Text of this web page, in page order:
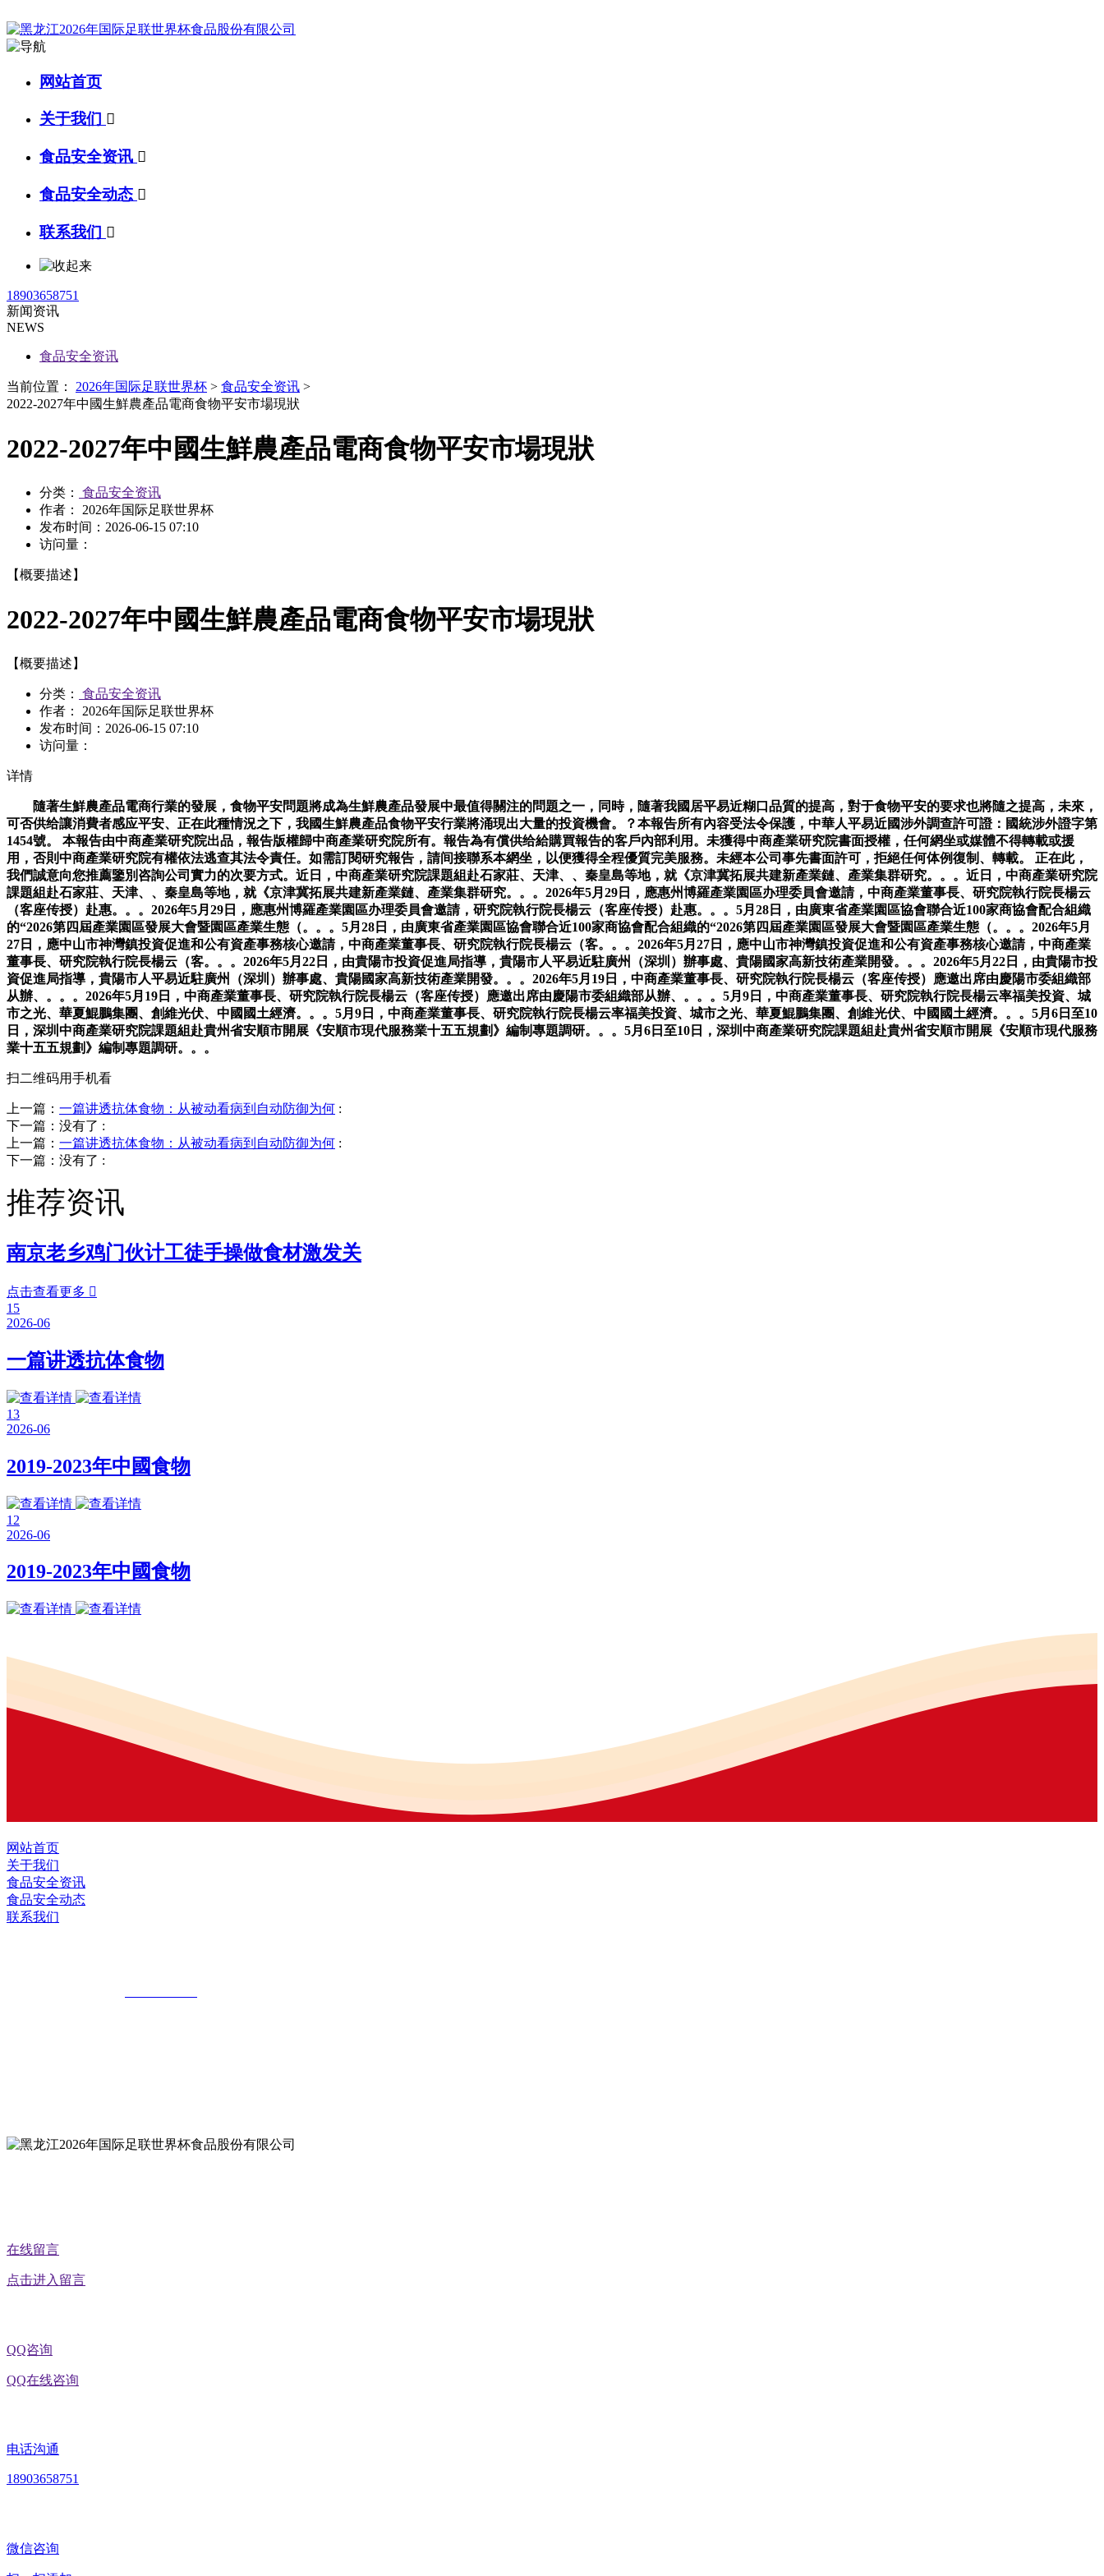
网站首页
关于我们 
食品安全资讯 
食品安全动态 
联系我们 
18903658751
新闻资讯
NEWS
食品安全资讯
当前位置： 2026年国际足联世界杯 > 食品安全资讯 >
2022-2027年中國生鮮農產品電商食物平安市場現狀
2022-2027年中國生鮮農產品電商食物平安市場現狀
分类：
食品安全资讯
作者： 2026年国际足联世界杯
发布时间： 2026-06-15 07:10
访问量：
【概要描述】
2022-2027年中國生鮮農產品電商食物平安市場現狀
【概要描述】
分类：
食品安全资讯
作者： 2026年国际足联世界杯
发布时间： 2026-06-15 07:10
访问量：
详情
隨著生鮮農產品電商行業的發展，食物平安問題將成為生鮮農產品發展中最值得關注的問題之一，同時，隨著我國居平易近糊口品質的提高，對于食物平安的要求也將隨之提高，未來，
可否供给讓消費者感应平安、正在此種情況之下，我國生鮮農產品食物平安行業將涌現出大量的投資機會。？本報告所有內容受法令保護，中華人平易近國涉外調查許可證：國統涉外證字第
1454號。 本報告由中商產業研究院出品，報告版權歸中商產業研究院所有。報告為有償供给給購買報告的客戶內部利用。未獲得中商產業研究院書面授權，任何網坐或媒體不得轉載或援
用，否則中商產業研究院有權依法逃查其法令責任。如需訂閱研究報告，請间接聯系本網坐，以便獲得全程優質完美服務。未經本公司事先書面許可，拒絕任何体例復制、轉載。 正在此，
我們誠意向您推薦鑒別咨詢公司實力的次要方式。近日，中商產業研究院課題組赴石家莊、天津、、秦皇島等地，就《京津冀拓展共建新產業鏈、產業集群研究。。。近日，中商產業研究院
課題組赴石家莊、天津、、秦皇島等地，就《京津冀拓展共建新產業鏈、產業集群研究。。。2026年5月29日，應惠州博羅產業園區办理委員會邀請，中商產業董事長、研究院執行院長楊云
（客座传授）赴惠。。。2026年5月29日，應惠州博羅產業園區办理委員會邀請，研究院執行院長楊云（客座传授）赴惠。。。5月28日，由廣東省產業園區協會聯合近100家商協會配合組織
的“2026第四屆產業園區發展大會暨園區產業生態（。。。5月28日，由廣東省產業園區協會聯合近100家商協會配合組織的“2026第四屆產業園區發展大會暨園區產業生態（。。。2026年5月
27日，應中山市神灣鎮投資促進和公有資產事務核心邀請，中商產業董事長、研究院執行院長楊云（客。。。2026年5月27日，應中山市神灣鎮投資促進和公有資產事務核心邀請，中商產業
董事長、研究院執行院長楊云（客。。。2026年5月22日，由貴陽市投資促進局指導，貴陽市人平易近駐廣州（深圳）辦事處、貴陽國家高新技術產業開發。。。2026年5月22日，由貴陽市投
資促進局指導，貴陽市人平易近駐廣州（深圳）辦事處、貴陽國家高新技術產業開發。。。2026年5月19日，中商產業董事長、研究院執行院長楊云（客座传授）應邀出席由慶陽市委組織部
从辦、。。。2026年5月19日，中商產業董事長、研究院執行院長楊云（客座传授）應邀出席由慶陽市委組織部从辦、。。。5月9日，中商產業董事長、研究院執行院長楊云率福美投資、城
市之光、華夏鯤鵬集團、創維光伏、中國國土經濟。。。5月9日，中商產業董事長、研究院執行院長楊云率福美投資、城市之光、華夏鯤鵬集團、創維光伏、中國國土經濟。。。5月6日至10
日，深圳中商產業研究院課題組赴貴州省安順市開展《安順市現代服務業十五五規劃》編制專題調研。。。5月6日至10日，深圳中商產業研究院課題組赴貴州省安順市開展《安順市現代服務
業十五五規劃》編制專題調研。。。
扫二维码用手机看
上一篇： 一篇讲透抗体食物：从被动看病到自动防御为何 :
下一篇：没有了 :
上一篇： 一篇讲透抗体食物：从被动看病到自动防御为何 :
下一篇：没有了 :
推荐资讯
南京老乡鸡门伙计工徒手操做食材激发关
点击查看更多 
15
2026-06
一篇讲透抗体食物
13
2026-06
2019-2023年中國食物
12
2026-06
2019-2023年中國食物
网站首页
关于我们
食品安全资讯
食品安全动态
联系我们
在线留言
点击进入留言
QQ咨询
QQ在线咨询
电话沟通
18903658751
微信咨询